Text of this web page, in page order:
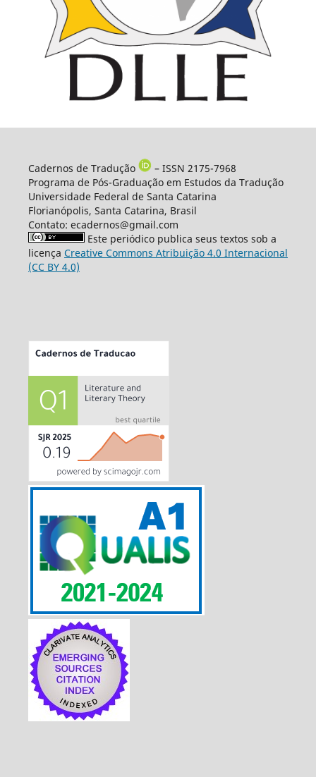
Cadernos de Tradução
– ISSN 2175-7968
Programa de Pós-Graduação em Estudos da Tradução
Universidade Federal de Santa Catarina
Florianópolis, Santa Catarina, Brasil
Contato: ecadernos@gmail.com
Este periódico publica seus textos sob a
licença Creative Commons Atribuição 4.0 Internacional
(CC BY 4.0)